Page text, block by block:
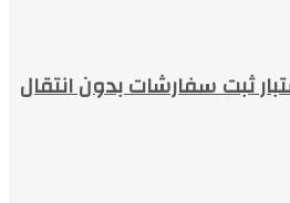
ثبت سفارشات بدون انتقال